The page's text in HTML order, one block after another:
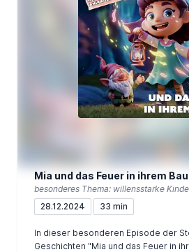
Mia und das Feuer in ihrem
besonderes Thema: willensstarke
28.12.2024
33 min
In dieser besonderen Episode der
Geschichten "Mia und das Feuer in